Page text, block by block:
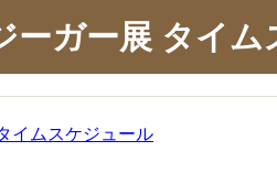
ーガー展 タイム
イムスケジュール